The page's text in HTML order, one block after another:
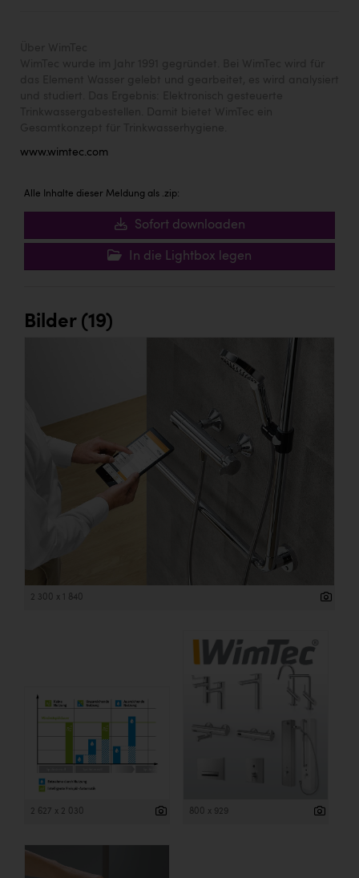
www.wimtec.com
Alle Inhalte dieser Meldung als .zip:
Sofort downloaden
In die Lightbox legen
Bilder (19)
2 300 x 1 840
2 627 x 2 030 800 x 929